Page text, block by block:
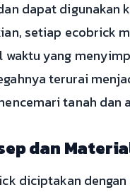
dapat digunakan
setiap ecobrick
waktu yang
terurai
tanah dan
dan
diciptakan